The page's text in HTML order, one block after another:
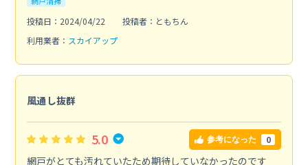
投稿日：2024/04/22
投稿者：ともちん
利用業者： スカイアップ
風通し抜群
5.0 参考になった 0
網戸がとても汚れていたため期待していなかったのです